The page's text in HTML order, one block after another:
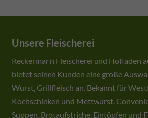
Unsere Fleischerei
Reckermann Fleischerei und Hofladen
bietet seinen Kunden eine große
Wurst, Grillfleisch an. Bekannt für
Kochschinken und Mettwurst.
Suppen, Brotaufstriche, Eintöpfen und